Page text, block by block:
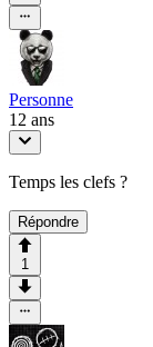
Personne
12 ans
Temps les clefs ?
Répondre
1